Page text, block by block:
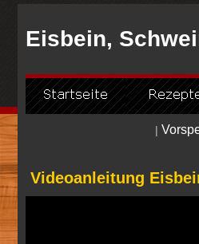
Eisbein,
|
Videoanleitung